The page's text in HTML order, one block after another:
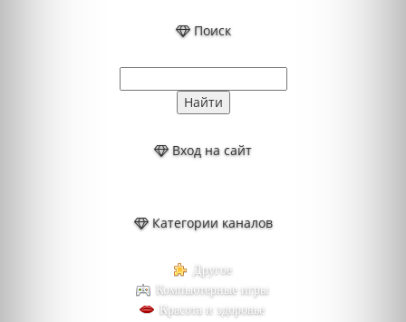
Поиск
Вход на сайт
Категории каналов
Другое
Компьютерные игры
Красота и здоровье